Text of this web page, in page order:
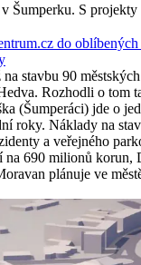
Šumperku. S projekty
do
stavbu 90
Rozhodli o tom
(Šumperáci) jde o
roky. Náklady na
a veřejného
na 690 milionů korun,
plánuje ve